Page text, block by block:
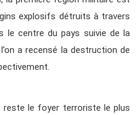
explosifs détruits à travers
le centre du pays suivie de la
a recensé la destruction de
reste le foyer terroriste le plus